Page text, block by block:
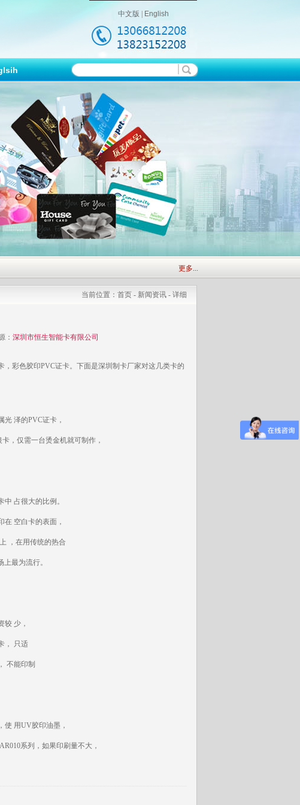
中文版 English
更多...
当前位置： 首页 - 新闻资讯 - 详细
：深圳市恒生智能卡有限公司
彩色胶印PVC证卡。下面是深圳制卡厂家对这几类卡的
泽的PVC证卡，
，仅需一台烫金机就可制作，
占很大的比例。
空白卡的表面，
，在用传统的热合
最为流行。
少，
， 只适
不能印制
用UV胶印油墨，
系列，如果印刷量不大，